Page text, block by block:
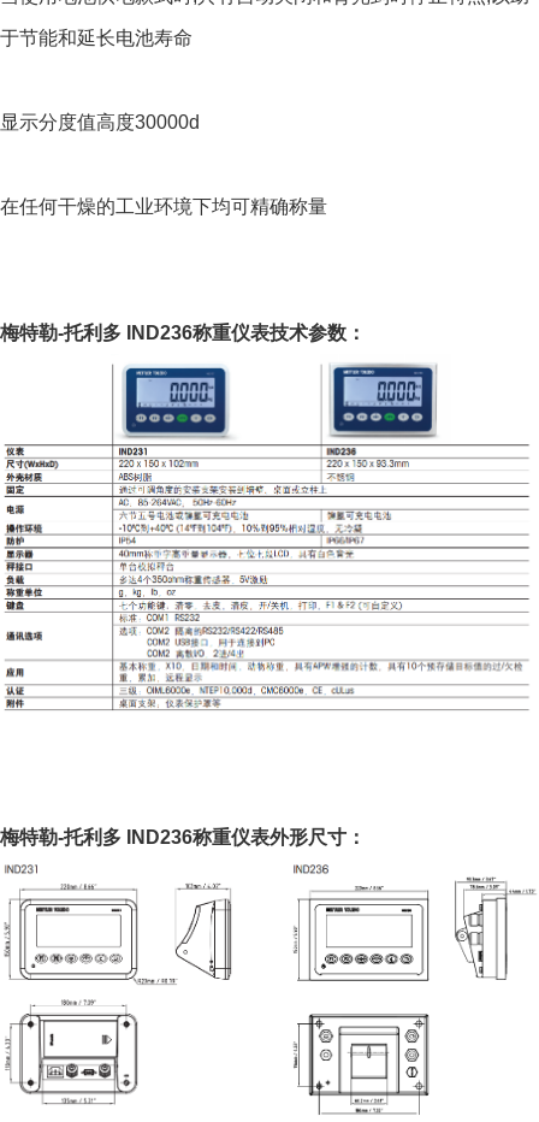
于节能和延长电池寿命
显示分度值高度30000d
在任何干燥的工业环境下均可精确称量
梅特勒-托利多 IND236称重仪表技术参数：
梅特勒-托利多 IND236称重仪表外形尺寸：